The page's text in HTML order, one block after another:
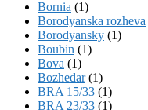
Bornia (1)
Borodyanska rozheva
Borodyansky (1)
Boubin (1)
Bova (1)
Bozhedar(1)
BRA 15/33 (1)
BRA 23/33 (1)